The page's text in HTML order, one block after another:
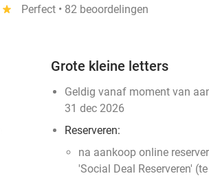
star
Perfect • 82 beoordelingen
Grote kleine letters
Geldig vanaf moment van
31 dec 2026
Reserveren:
na aankoop online
'Social Deal Reserveren'